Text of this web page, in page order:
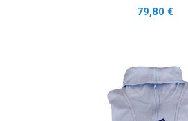
Prix
79,80 €